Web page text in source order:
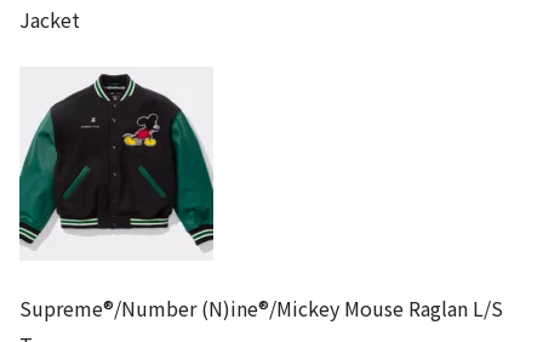
Jacket
Supreme®/Number (N)ine®/Mickey Mouse Raglan L/S